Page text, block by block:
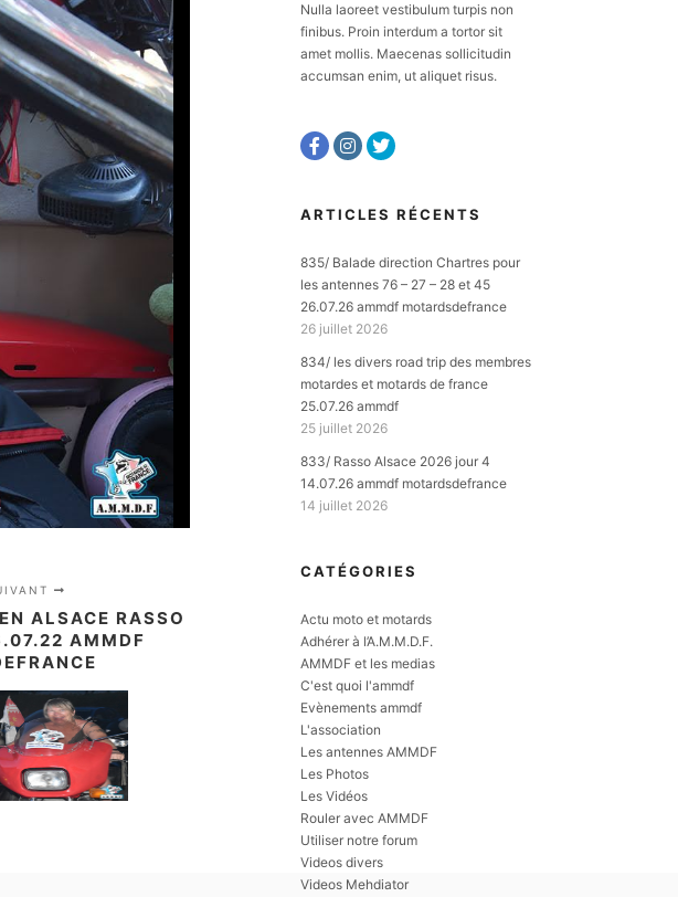
ALSACE RASSO
AMMDF
Nulla laoreet vestibulum turpis non
finibus. Proin interdum a tortor sit
amet mollis. Maecenas sollicitudin
accumsan enim, ut aliquet risus.
ARTICLES RÉCENTS
835/ Balade direction Chartres pour
les antennes 76 – 27 – 28 et 45
26.07.26 ammdf motardsdefrance
26 juillet 2026
834/ les divers road trip des membres
motardes et motards de france
25.07.26 ammdf
25 juillet 2026
833/ Rasso Alsace 2026 jour 4
14.07.26 ammdf motardsdefrance
14 juillet 2026
CATÉGORIES
Actu moto et motards
Adhérer à l’A.M.M.D.F.
AMMDF et les medias
C'est quoi l'ammdf
Evènements ammdf
L'association
Les antennes AMMDF
Les Photos
Les Vidéos
Rouler avec AMMDF
Utiliser notre forum
Videos divers
Videos Mehdiator